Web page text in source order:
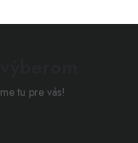
tu pre vás!